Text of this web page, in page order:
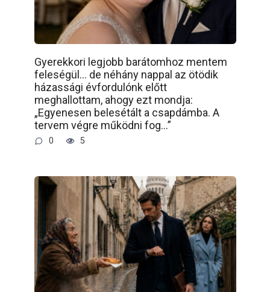
Gyerekkori legjobb barátomhoz mentem
feleségül… de néhány nappal az ötödik
házassági évfordulónk előtt
meghallottam, ahogy ezt mondja:
„Egyenesen belesétált a csapdámba. A
tervem végre működni fog…”
0 5